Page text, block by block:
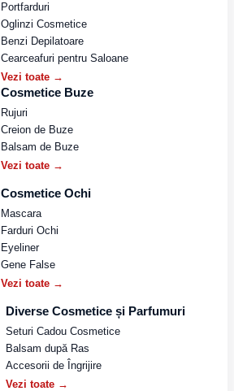
Portfarduri
Oglinzi Cosmetice
Benzi Depilatoare
Cearceafuri pentru Saloane
Vezi toate →
Cosmetice Buze
Rujuri
Creion de Buze
Balsam de Buze
Vezi toate →
Cosmetice Ochi
Mascara
Farduri Ochi
Eyeliner
Gene False
Vezi toate →
Diverse Cosmetice și Parfumuri
Seturi Cadou Cosmetice
Balsam după Ras
Accesorii de Îngrijire
Vezi toate →